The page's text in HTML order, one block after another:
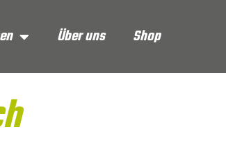
Über uns Shop